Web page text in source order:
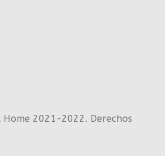
2021-2022. Derechos